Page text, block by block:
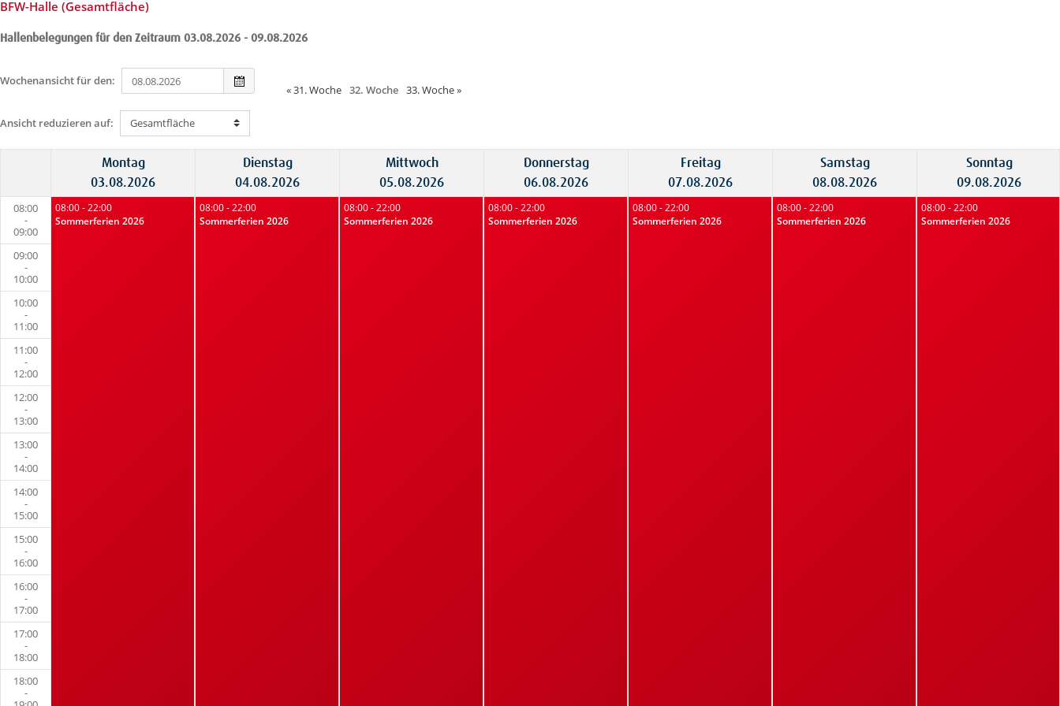
BFW-Halle (Gesamtfläche)
Hallenbelegungen für den Zeitraum 03.08.2026 - 09.08.2026
Wochenansicht für den:
«31. Woche 32. Woche 33. Woche»
Ansicht reduzieren auf:
08:00
-
09:00
09:00
-
10:00
10:00
-
11:00
11:00
-
12:00
12:00
-
13:00
13:00
-
14:00
14:00
-
15:00
15:00
-
16:00
16:00
-
17:00
17:00
-
18:00
18:00
-
Montag
03.08.2026
08:00 - 22:00
Sommerferien 2026
Dienstag
04.08.2026
08:00 - 22:00
Sommerferien 2026
Mittwoch
05.08.2026
08:00 - 22:00
Sommerferien 2026
Donnerstag
06.08.2026
08:00 - 22:00
Sommerferien 2026
Freitag
07.08.2026
08:00 - 22:00
Sommerferien 2026
Samstag
08.08.2026
08:00 - 22:00
Sommerferien 2026
Sonntag
09.08.2026
08:00 - 22:00
Sommerferien 2026